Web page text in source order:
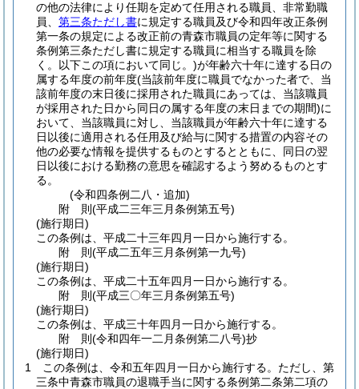
の他の法律により任期を定めて任用される職員、非常勤職
員、 第三条ただし書に規定する職員及び令和四年改正条例
第一条の規定による改正前の青森市職員の定年等に関する
条例第三条ただし書に規定する職員に相当する職員を除
く。以下この項において同じ。)が年齢六十年に達する日の
属する年度の前年度(当該前年度に職員でなかった者で、当
該前年度の末日後に採用された職員にあっては、当該職員
が採用された日から同日の属する年度の末日までの期間)に
おいて、当該職員に対し、当該職員が年齢六十年に達する
日以後に適用される任用及び給与に関する措置の内容その
他の必要な情報を提供するものとするとともに、同日の翌
日以後における勤務の意思を確認するよう努めるものとす
る。
(令和四条例二八・追加)
附 則(平成二三年三月条例第五号)
(施行期日)
この条例は、平成二十三年四月一日から施行する。
附 則(平成二五年三月条例第一九号)
(施行期日)
この条例は、平成二十五年四月一日から施行する。
附 則(平成三〇年三月条例第五号)
(施行期日)
この条例は、平成三十年四月一日から施行する。
附 則(令和四年一二月条例第二八号)抄
(施行期日)
1
この条例は、令和五年四月一日から施行する。 ただし、第
三条中青森市職員の退職手当に関する条例第二条第二項の